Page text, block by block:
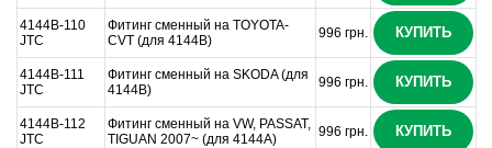
4144B-110
JTC
Фитинг сменный на TOYOTA-
CVT (для 4144B)
996 грн. КУПИТЬ
4144B-111
JTC
Фитинг сменный на SKODA (для
4144B)
996 грн. КУПИТЬ
4144B-112
JTC
Фитинг сменный на VW, PASSAT,
TIGUAN 2007~ (для 4144A)
996 грн. КУПИТЬ